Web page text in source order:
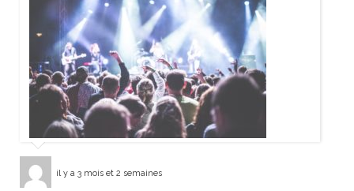
il y a 3 mois et 2 semaines